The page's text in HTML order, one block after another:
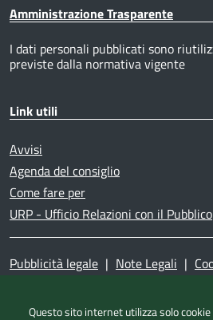
Amministrazione Trasparente
I dati personali pubblicati sono
previste dalla normativa vigente
Link utili
Avvisi
Agenda del consiglio
Come fare per
URP - Ufficio Relazioni con il Pubblico
Pubblicità legale | Note Legali |
Questo sito internet utilizza solo